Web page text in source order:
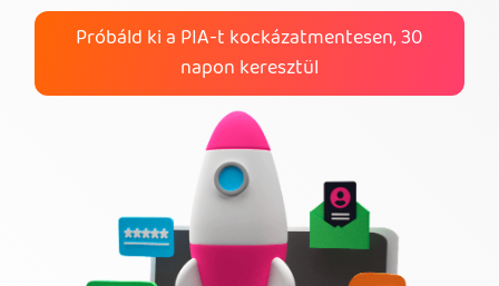
Próbáld ki a PIA-t kockázatmentesen, 30
napon keresztül